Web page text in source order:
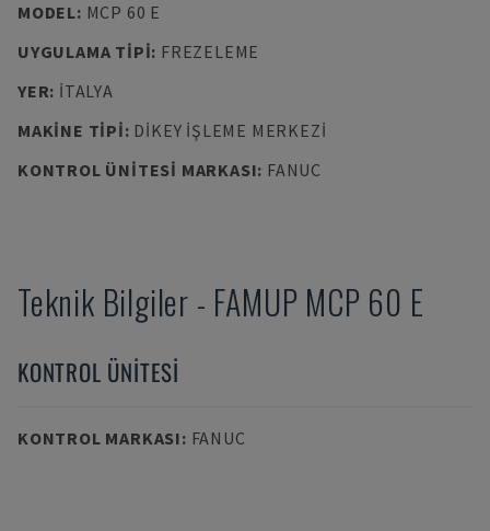
MODEL: MCP 60 E
UYGULAMA TIPI: FREZELEME
YER: İTALYA
MAKINE TIPI: DIKEY İŞLEME MERKEZI
KONTROL ÜNITESI MARKASI: FANUC
Teknik Bilgiler - FAMUP MCP 60 E
KONTROL ÜNITESI
KONTROL MARKASI: FANUC